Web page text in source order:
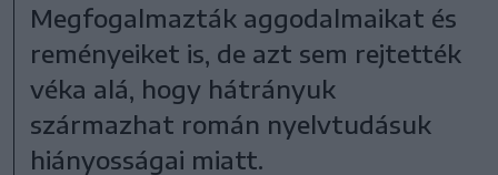
Megfogalmazták aggodalmaikat és
reményeiket is, de azt sem rejtették
véka alá, hogy hátrányuk
származhat román nyelvtudásuk
hiányosságai miatt.